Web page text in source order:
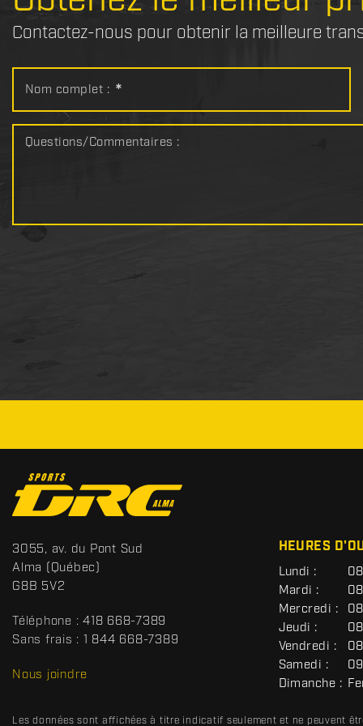
Contactez-nous pour obtenir la meilleure
Nom complet : *
Questions/Commentaires :
o
n
t
a
c
t
S
p
o
t
s
R
3055, av. du Pont Sud
Alma (Québec)
G8B 5V2
Téléphone : 418 668-7389
Sans frais : 1 844 668-7389
Nous joindre
HEURES
G
É
N
É
R
A
L
Lundi :
Mardi :
Mercredi :
Jeudi :
Vendredi :
Samedi :
Dimanche :
Les données sont affichées à titre indicatif seulement et ne peuvent